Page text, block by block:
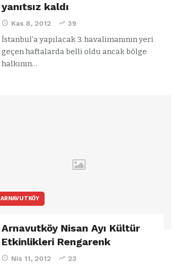
yanıtsız kaldı
Kas 8, 2012 39
İstanbul’a yapılacak 3. havalimanının yeri
geçen haftalarda belli oldu ancak bölge
halkının…
ARNAVUTKÖY
Arnavutköy Nisan Ayı Kültür
Etkinlikleri Rengarenk
Nis 11, 2012 23